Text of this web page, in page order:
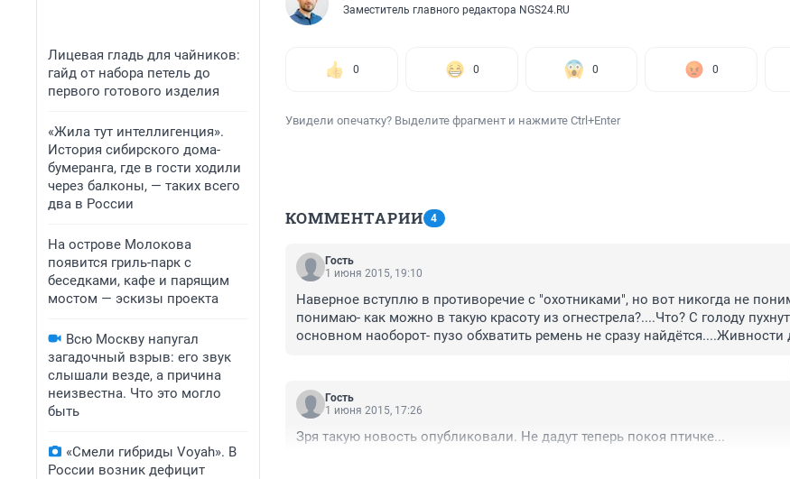
Лицевая гладь для чайников:
гайд от набора петель до
первого готового изделия
«Жила тут интеллигенция».
История сибирского дома-
бумеранга, где в гости ходили
через балконы, — таких всего
два в России
На острове Молокова
появится гриль-парк с
беседками, кафе и парящим
мостом — эскизы проекта
Всю Москву напугал
загадочный взрыв: его звук
слышали везде, а причина
неизвестна. Что это могло
быть
«Смели гибриды Voyah». В
России возник дефицит
Заместитель главного редактора NGS24.RU
0 0 0 0
Увидели опечатку? Выделите фрагмент и нажмите Ctrl+Enter
КОММЕНТАРИИ 4
Гость
1 июня 2015, 19:10
Наверное вступлю в противоречие с "охотниками", но вот никогда не
понимаю- как можно в такую красоту из огнестрела?....Что? С голоду
основном наоборот- пузо обхватить ремень не сразу найдётся....Живности
Гость
1 июня 2015, 17:26
Зря такую новость опубликовали. Не дадут теперь покоя птичке...